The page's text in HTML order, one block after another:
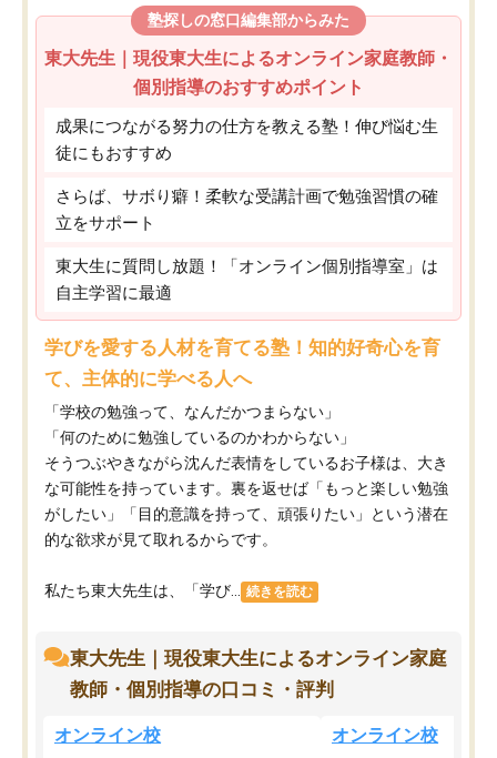
塾探しの窓口編集部からみた
東大先生｜現役東大生によるオンライン家庭教師・
個別指導のおすすめポイント
成果につながる努力の仕方を教える塾！伸び悩む生
徒にもおすすめ
さらば、サボり癖！柔軟な受講計画で勉強習慣の確
立をサポート
東大生に質問し放題！「オンライン個別指導室」は
自主学習に最適
学びを愛する人材を育てる塾！知的好奇心を育
て、主体的に学べる人へ
「学校の勉強って、なんだかつまらない」
「何のために勉強しているのかわからない」
そうつぶやきながら沈んだ表情をしているお子様は、大き
な可能性を持っています。裏を返せば「もっと楽しい勉強
がしたい」「目的意識を持って、頑張りたい」という潜在
的な欲求が見て取れるからです。
私たち東大先生は、「学び... 続きを読む
東大先生｜現役東大生によるオンライン家庭
教師・個別指導の口コミ・評判
オンライン校 オンライン校